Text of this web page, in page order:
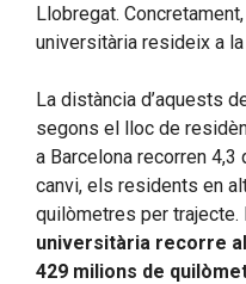
Llobregat.
universitària resideix a
La distància d’aquests
segons el lloc de
a Barcelona recorren
canvi, els residents en
quilòmetres per trajecte.
universitària recorre
429 milions de